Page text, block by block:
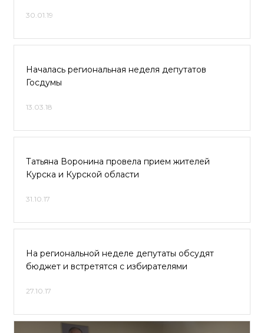
30.01.19
Началась региональная неделя депутатов
Госдумы
13.03.18
Татьяна Воронина провела прием жителей
Курска и Курской области
31.10.17
На региональной неделе депутаты обсудят
бюджет и встретятся с избирателями
27.10.17